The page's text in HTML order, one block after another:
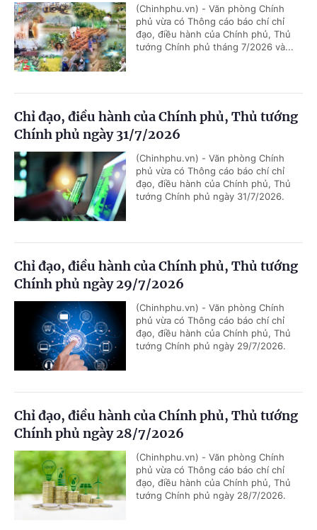
(Chinhphu.vn) - Văn phòng Chính
phủ vừa có Thông cáo báo chí chỉ
đạo, điều hành của Chính phủ, Thủ
tướng Chính phủ tháng 7/2026 và...
Chỉ đạo, điều hành của Chính phủ, Thủ tướng
Chính phủ ngày 31/7/2026
(Chinhphu.vn) - Văn phòng Chính
phủ vừa có Thông cáo báo chí chỉ
đạo, điều hành của Chính phủ, Thủ
tướng Chính phủ ngày 31/7/2026.
Chỉ đạo, điều hành của Chính phủ, Thủ tướng
Chính phủ ngày 29/7/2026
(Chinhphu.vn) - Văn phòng Chính
phủ vừa có Thông cáo báo chí chỉ
đạo, điều hành của Chính phủ, Thủ
tướng Chính phủ ngày 29/7/2026.
Chỉ đạo, điều hành của Chính phủ, Thủ tướng
Chính phủ ngày 28/7/2026
(Chinhphu.vn) - Văn phòng Chính
phủ vừa có Thông cáo báo chí chỉ
đạo, điều hành của Chính phủ, Thủ
tướng Chính phủ ngày 28/7/2026.